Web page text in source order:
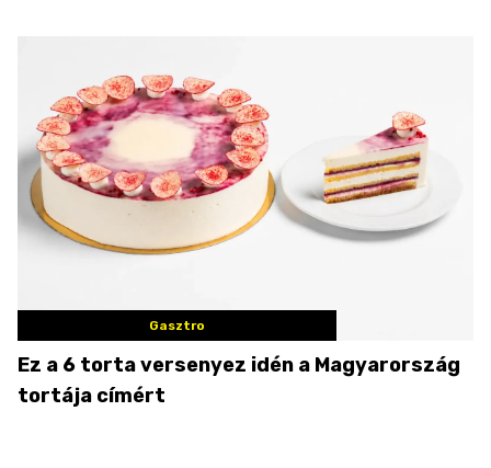
Gasztro
Ez a 6 torta versenyez idén a Magyarország
tortája címért